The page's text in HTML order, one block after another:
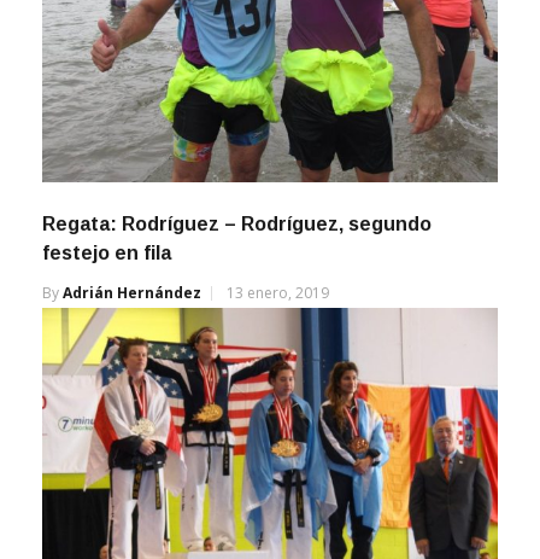
Regata: Rodríguez – Rodríguez, segundo
festejo en fila
ByAdrián Hernández 13 enero, 2019